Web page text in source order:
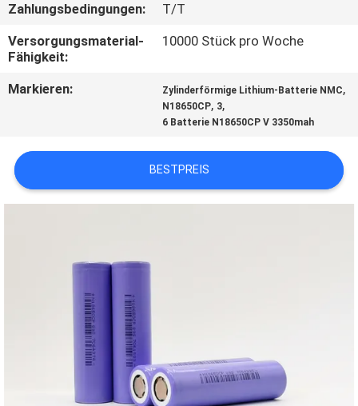
TRETEN
SIE
MIT
VERBINDUNG
NACHRICHTEN
SITEMAP
PRIVACY
POLICY
Zahlungsbedingungen:
T/T
Versorgungsmaterial-
Fähigkeit:
10000 Stück pro Woche
Markieren: Zylinderförmige Lithium-Batterie NMC,
N18650CP, 3,
6 Batterie N18650CP V 3350mah
BESTPREIS